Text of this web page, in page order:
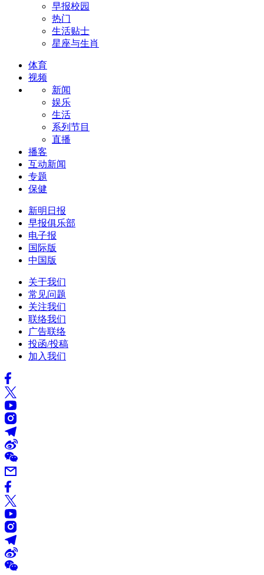
早报校园
热门
生活贴士
星座与生肖
体育
视频
新闻
娱乐
生活
系列节目
直播
播客
互动新闻
专题
保健
新明日报
早报俱乐部
电子报
国际版
中国版
关于我们
常见问题
关注我们
联络我们
广告联络
投函/投稿
加入我们